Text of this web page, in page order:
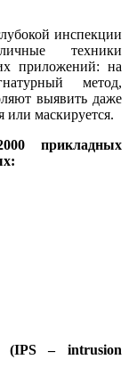
инспекции
техники
приложений: на
метод,
выявить даже
маскируется.
прикладных
(IPS – intrusion